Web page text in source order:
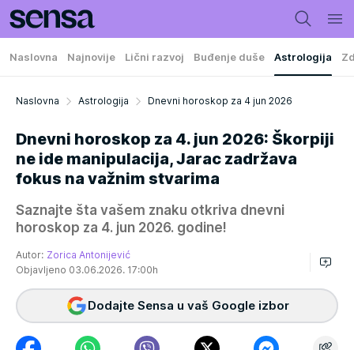
Naslovna Najnovije Lični razvoj Buđenje duše Astrologija
Naslovna Astrologija Dnevni horoskop za 4 jun 2026
Dnevni horoskop za 4. jun 2026: Škorpiji
ne ide manipulacija, Jarac zadržava
fokus na važnim stvarima
Saznajte šta vašem znaku otkriva dnevni
horoskop za 4. jun 2026. godine!
Autor: Zorica Antonijević
Objavljeno 03.06.2026. 17:00h
Dodajte Sensa u vaš Google izbor